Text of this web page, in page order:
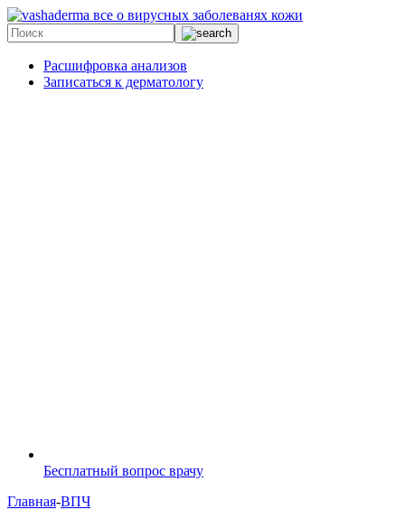
все о вирусных заболеванях кожи
Расшифровка анализов
Записаться к дерматологу
Бесплатный вопрос врачу
Главная-ВПЧ